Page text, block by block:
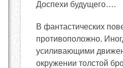
Доспехи будущего….
В фантастических
противоположно.
усиливающими
окружении толстой